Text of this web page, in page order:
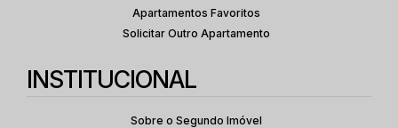
Apartamentos Favoritos
Solicitar Outro Apartamento
INSTITUCIONAL
Sobre o Segundo Imóvel